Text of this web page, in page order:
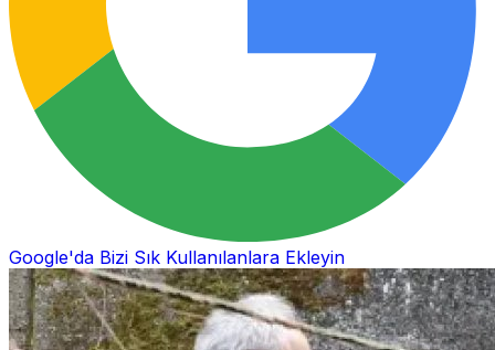
Google'da Bizi Sık Kullanılanlara Ekleyin